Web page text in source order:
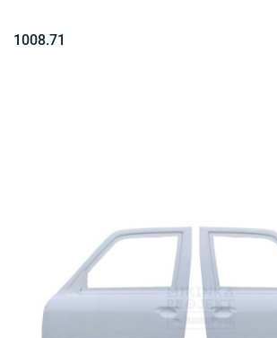
1008.71